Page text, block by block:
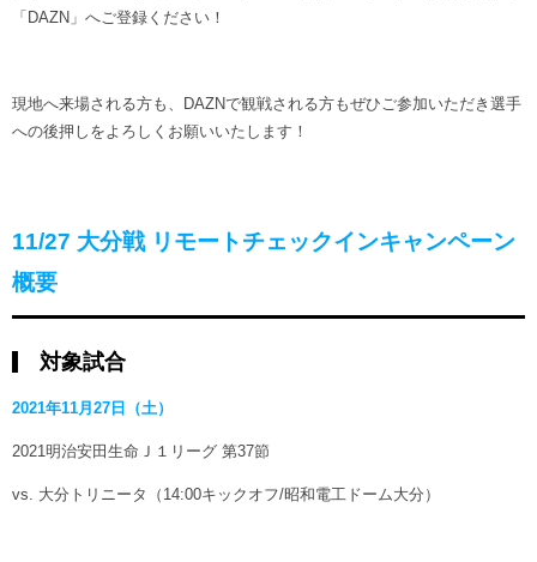
「DAZN」へご登録ください！
現地へ来場される方も、DAZNで観戦される方もぜひご参加いただき選手
への後押しをよろしくお願いいたします！
11/27 大分戦 リモートチェックインキャンペーン
概要
対象試合
2021年11月27日（土）
2021明治安田生命Ｊ１リーグ 第37節
vs. 大分トリニータ（14:00キックオフ/昭和電工ドーム大分）